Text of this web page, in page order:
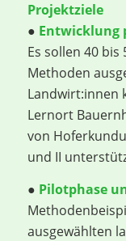
Projektziele
● Entwicklung
Es sollen 40
Methoden
Landwirt:innen
Lernort
von
und II
● Pilotphase
ausgewählten